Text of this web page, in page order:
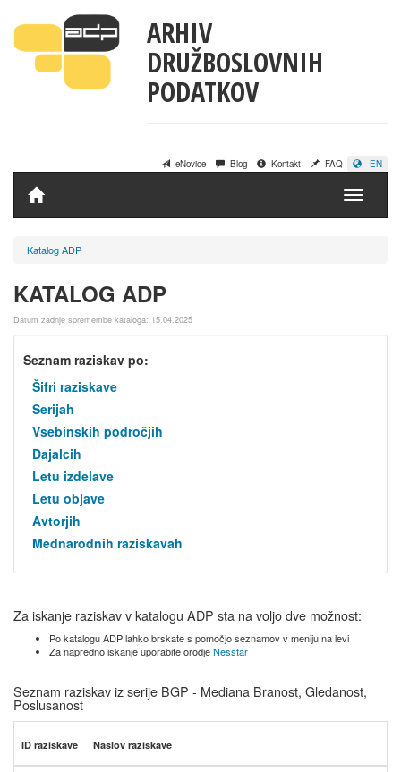
ARHIV
DRUŽBOSLOVNIH
PODATKOV
eNovice Blog Kontakt FAQ EN
Domov
Katalog ADP
KATALOG ADP
Datum zadnje spremembe kataloga: 15.04.2025
Seznam raziskav po:
Šifri raziskave
Serijah
Vsebinskih področjih
Dajalcih
Letu izdelave
Letu objave
Avtorjih
Mednarodnih raziskavah
Za iskanje raziskav v katalogu ADP sta na voljo dve možnost:
Po katalogu ADP lahko brskate s pomočjo seznamov v meniju na levi
Za napredno iskanje uporabite orodjeNesstar
Seznam raziskav iz serije BGP - Mediana Branost, Gledanost,
Poslusanost
ID raziskave Naslov raziskave